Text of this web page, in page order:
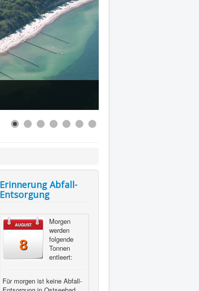
Erinnerung Abfall-
Entsorgung
AUGUST
8
Morgen
werden
folgende
Tonnen
entleert:
Für morgen ist keine Abfall-